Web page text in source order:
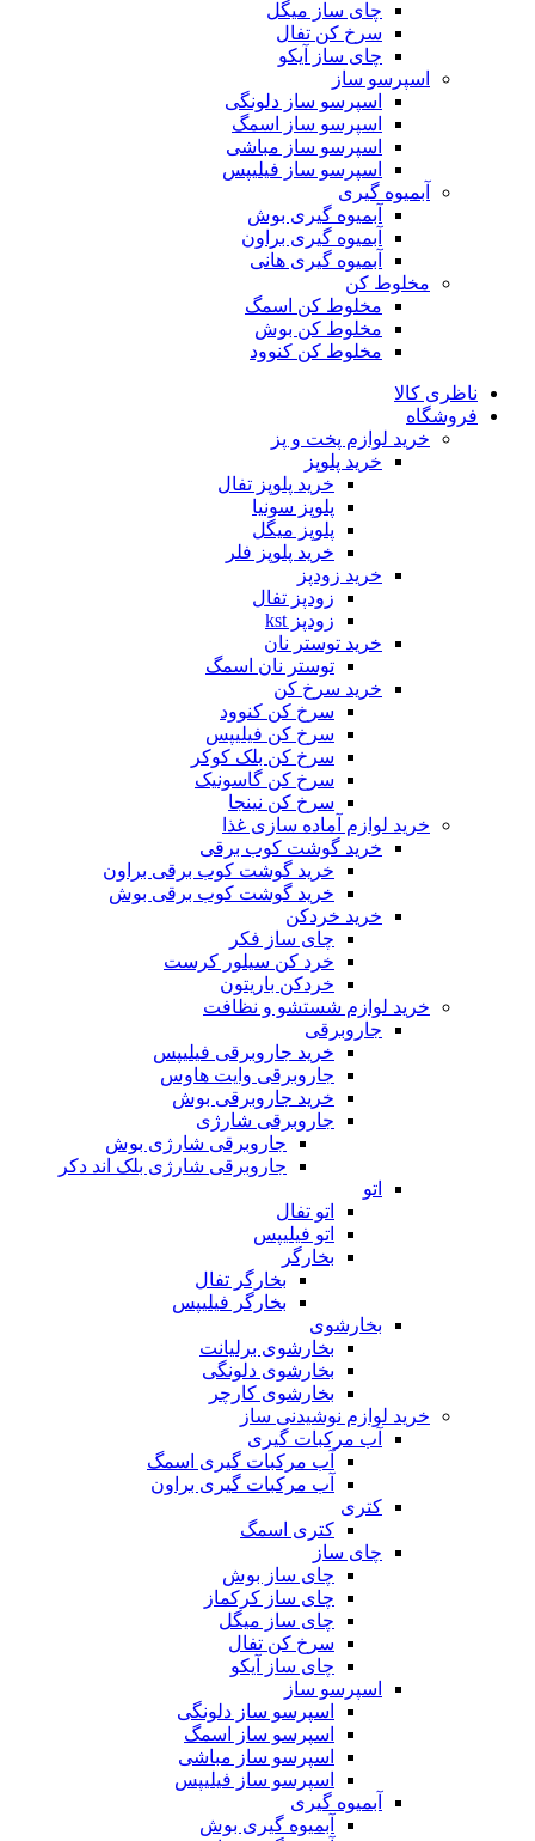
چای ساز میگل
سرخ کن تفال
چای ساز آیکو
اسپرسو ساز
اسپرسو ساز دلونگی
اسپرسو ساز اسمگ
اسپرسو ساز مباشی
اسپرسو ساز فیلیپس
آبمیوه گیری
آبمیوه گیری بوش
آبمیوه گیری براون
آبمیوه گیری هانی
مخلوط کن
مخلوط کن اسمگ
مخلوط کن بوش
مخلوط کن کنوود
ناظری کالا
فروشگاه
خرید لوازم پخت و پز
خرید پلوپز
خرید پلوپز تفال
پلوپز سونیا
پلوپز میگل
خرید پلوپز فلر
خرید زودپز
زودپز تفال
زودپز kst
خرید توستر نان
توستر نان اسمگ
خرید سرخ کن
سرخ کن کنوود
سرخ کن فیلیپس
سرخ کن بلک کوکر
سرخ کن گاسونیک
سرخ کن نینجا
خرید لوازم آماده سازی غذا
خرید گوشت کوب برقی
خرید گوشت کوب برقی براون
خرید گوشت کوب برقی بوش
خرید خردکن
چای ساز فکر
خرد کن سیلور کرست
خردکن باریتون
خرید لوازم شستشو و نظافت
جاروبرقی
خرید جاروبرقی فیلیپس
جاروبرقی وایت هاوس
خرید جاروبرقی بوش
جاروبرقی شارژی
جاروبرقی شارژی بوش
جاروبرقی شارژی بلک اند دکر
اتو
اتو تفال
اتو فیلیپس
بخارگر
بخارگر تفال
بخارگر فیلیپس
بخارشوی
بخارشوی برلیانت
بخارشوی دلونگی
بخارشوی کارچر
خرید لوازم نوشیدنی ساز
آب مرکبات گیری
آب مرکبات گیری اسمگ
آب مرکبات گیری براون
کتری
کتری اسمگ
چای ساز
چای ساز بوش
چای ساز کرکماز
چای ساز میگل
سرخ کن تفال
چای ساز آیکو
اسپرسو ساز
اسپرسو ساز دلونگی
اسپرسو ساز اسمگ
اسپرسو ساز مباشی
اسپرسو ساز فیلیپس
آبمیوه گیری
آبمیوه گیری بوش